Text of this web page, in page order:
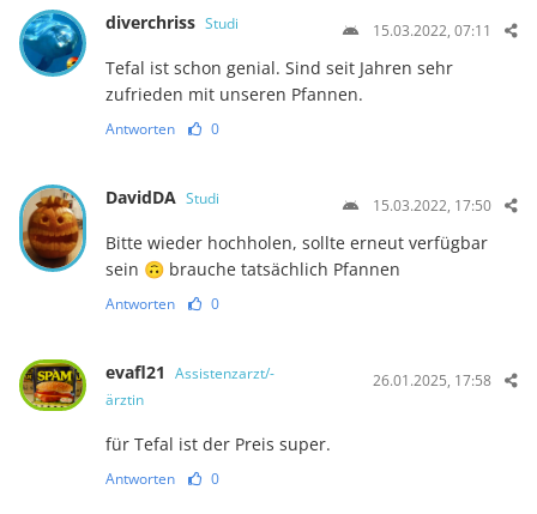
diverchriss Studi 15.03.2022, 07:11
Tefal ist schon genial. Sind seit Jahren sehr
zufrieden mit unseren Pfannen.
Antworten 0
DavidDA Studi 15.03.2022, 17:50
Bitte wieder hochholen, sollte erneut verfügbar
sein 🙃 brauche tatsächlich Pfannen
Antworten 0
evafl21 Assistenzarzt/-
ärztin
26.01.2025, 17:58
für Tefal ist der Preis super.
Antworten 0